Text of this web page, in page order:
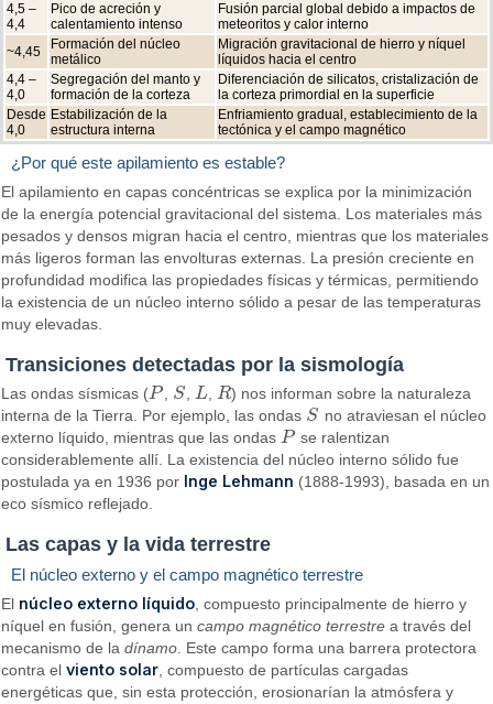
4,5 –
4,4
Pico de acreción y
calentamiento intenso
Fusión parcial global debido a impactos de
meteoritos y calor interno
~4,45
Formación del núcleo
metálico
Migración gravitacional de hierro y níquel
líquidos hacia el centro
4,4 –
4,0
Segregación del manto y
formación de la corteza
Diferenciación de silicatos, cristalización de
la corteza primordial en la superficie
Desde
4,0
Estabilización de la
estructura interna
Enfriamiento gradual, establecimiento de la
tectónica y el campo magnético
¿Por qué este apilamiento es estable?
El apilamiento en capas concéntricas se explica por la minimización
de la energía potencial gravitacional del sistema. Los materiales más
pesados y densos migran hacia el centro, mientras que los materiales
más ligeros forman las envolturas externas. La presión creciente en
profundidad modifica las propiedades físicas y térmicas, permitiendo
la existencia de un núcleo interno sólido a pesar de las temperaturas
muy elevadas.
Transiciones detectadas por la sismología
Las ondas sísmicas (P
P , S
S , L
L ,R
R) nos informan sobre la naturaleza
interna de la Tierra. Por ejemplo, las ondas S
S no atraviesan el núcleo
externo líquido, mientras que las ondasP
P se ralentizan
considerablemente allí. La existencia del núcleo interno sólido fue
postulada ya en 1936 por Inge Lehmann (1888-1993), basada en un
eco sísmico reflejado.
Las capas y la vida terrestre
El núcleo externo y el campo magnético terrestre
El núcleo externo líquido, compuesto principalmente de hierro y
níquel en fusión, genera uncampo magnético terrestre a través del
mecanismo de ladínamo. Este campo forma una barrera protectora
contra elviento solar, compuesto de partículas cargadas
energéticas que, sin esta protección, erosionarían la atmósfera y